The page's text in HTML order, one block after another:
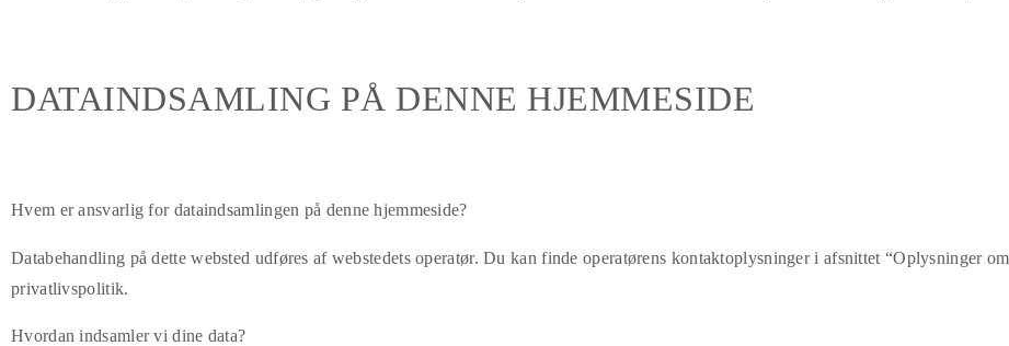
DATAINDSAMLING PÅ DENNE HJEMMESIDE
Hvem er ansvarlig for dataindsamlingen på denne hjemmeside?
Databehandling på dette websted udføres af webstedets operatør. Du kan finde operatørens kontaktoplysninger i afsnittet “Oplysninger
privatlivspolitik.
Hvordan indsamler vi dine data?